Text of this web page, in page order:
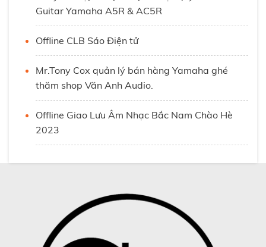
Guitar Yamaha A5R & AC5R
Offline CLB Sáo Điện tử
Mr.Tony Cox quản lý bán hàng Yamaha ghé
thăm shop Văn Anh Audio.
Offline Giao Lưu Âm Nhạc Bắc Nam Chào Hè
2023